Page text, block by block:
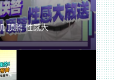
頂胯 性感大